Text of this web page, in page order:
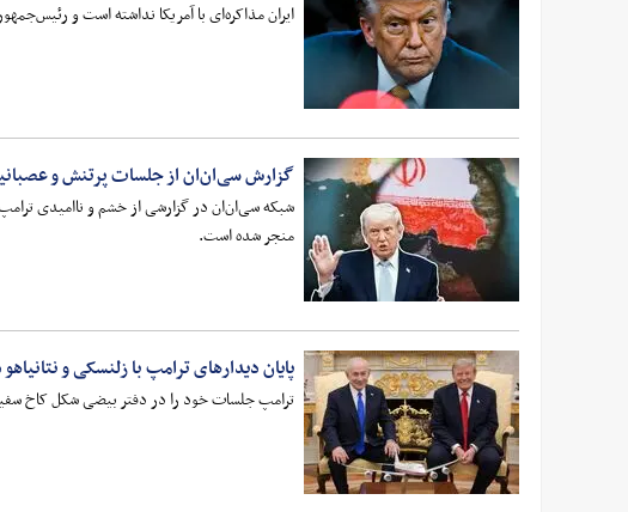
ایران مذاکره‌ای با آمریکا نداشته است و
گزارش سی‌ان‌ان از جلسات پرتنش و
شبکه سی‌ان‌ان در گزارشی از خشم و ناامیدی
منجر شده است.
پایان دیدارهای ترامپ با زلنسکی و
ترامپ جلسات خود را در دفتر بیضی شکل کاخ سفید